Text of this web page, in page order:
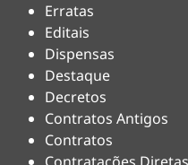
Erratas
Editais
Dispensas
Destaque
Decretos
Contratos Antigos
Contratos